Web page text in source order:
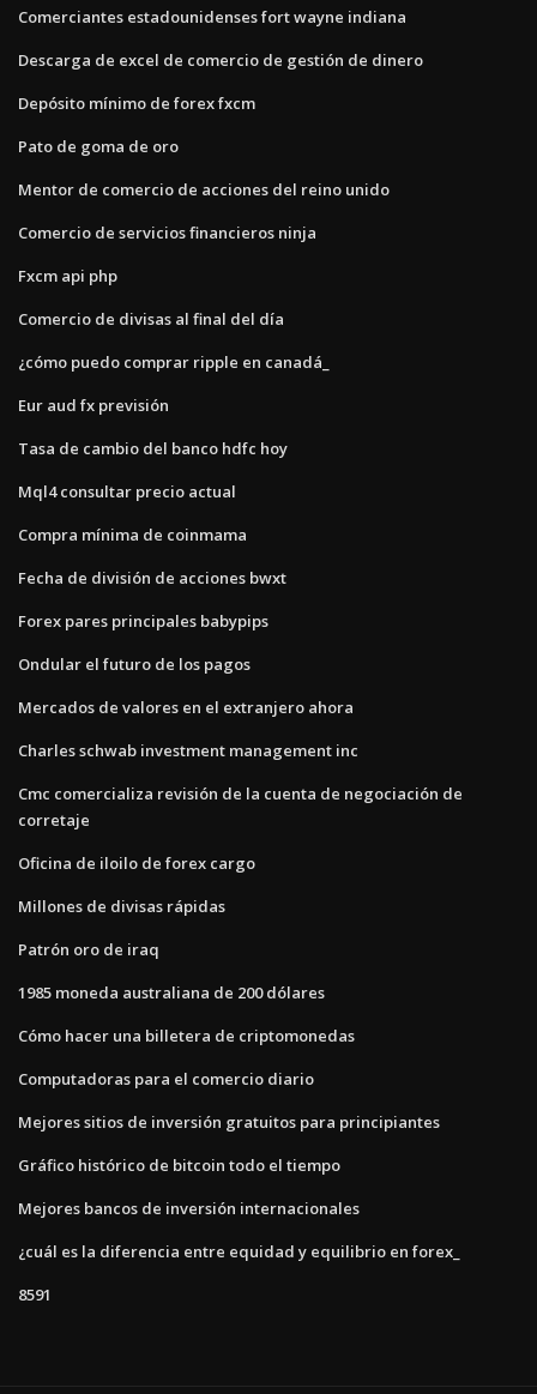
Comerciantes estadounidenses fort wayne indiana
Descarga de excel de comercio de gestión de dinero
Depósito mínimo de forex fxcm
Pato de goma de oro
Mentor de comercio de acciones del reino unido
Comercio de servicios financieros ninja
Fxcm api php
Comercio de divisas al final del día
¿cómo puedo comprar ripple en canadá_
Eur aud fx previsión
Tasa de cambio del banco hdfc hoy
Mql4 consultar precio actual
Compra mínima de coinmama
Fecha de división de acciones bwxt
Forex pares principales babypips
Ondular el futuro de los pagos
Mercados de valores en el extranjero ahora
Charles schwab investment management inc
Cmc comercializa revisión de la cuenta de negociación de
corretaje
Oficina de iloilo de forex cargo
Millones de divisas rápidas
Patrón oro de iraq
1985 moneda australiana de 200 dólares
Cómo hacer una billetera de criptomonedas
Computadoras para el comercio diario
Mejores sitios de inversión gratuitos para principiantes
Gráfico histórico de bitcoin todo el tiempo
Mejores bancos de inversión internacionales
¿cuál es la diferencia entre equidad y equilibrio en forex_
8591